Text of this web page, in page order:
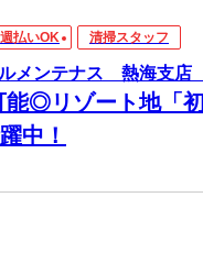
週払いOK 清掃スタッフ
メンテナス 熱海支店
能◎リゾート地「
中！